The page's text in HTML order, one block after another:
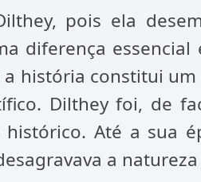
pois ela
diferença
história constitui
Dilthey foi, de
Até a sua
a natureza